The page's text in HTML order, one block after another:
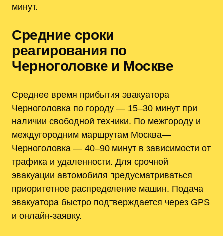
минут.
Средние сроки
реагирования по
Черноголовке и Москве
Среднее время прибытия эвакуатора
Черноголовка по городу — 15–30 минут при
наличии свободной техники. По межгороду и
междугородним маршрутам Москва—
Черноголовка — 40–90 минут в зависимости от
трафика и удаленности. Для срочной
эвакуации автомобиля предусматриваться
приоритетное распределение машин. Подача
эвакуатора быстро подтверждается через GPS
и онлайн-заявку.